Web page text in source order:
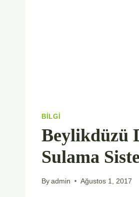
BILGI
Beylikdüzü
Sulama
Byadmin Ağustos 1, 2017